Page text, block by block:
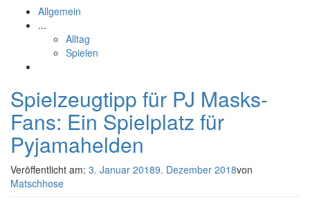
Allgemein
...
Alltag
Spielen
Spielzeugtipp für PJ Masks-
Fans: Ein Spielplatz für
Pyjamahelden
Veröffentlicht am: 3. Januar 20189. Dezember 2018von
Matschhose